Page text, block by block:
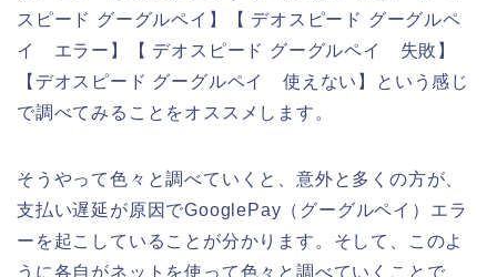
スピード グーグルペイ】【 デオスピード グーグルペ
イ エラー】【 デオスピード グーグルペイ 失敗】
【デオスピード グーグルペイ 使えない】という感じ
で調べてみることをオススメします。
そうやって色々と調べていくと、意外と多くの方が、
支払い遅延が原因でGooglePay（グーグルペイ）エラ
ーを起こしていることが分かります。そして、このよ
うに各自がネットを使って色々と調べていくことで、